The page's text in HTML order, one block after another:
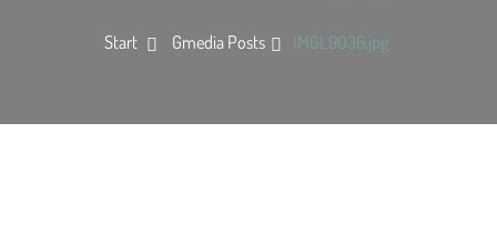
Start Gmedia Posts IMGL9036.jpg